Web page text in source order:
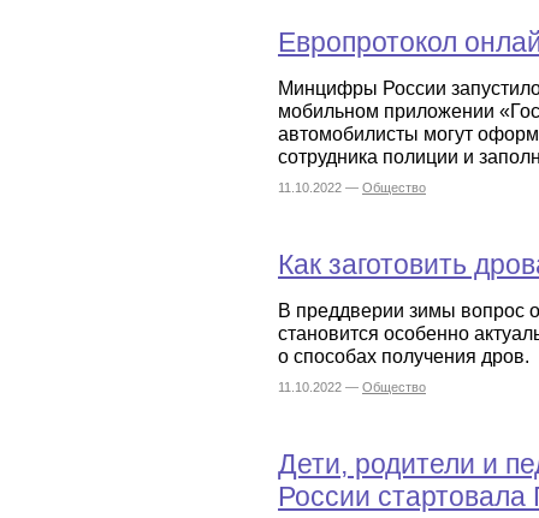
Европротокол
Минцифры России
мобильном приложении
автомобилисты могут
сотрудника полиции и
11.10.2022 — Общество
Как заготовить
В преддверии зимы вопрос
становится особенно
о способах получения дров.
11.10.2022 — Общество
Дети, родители и
России